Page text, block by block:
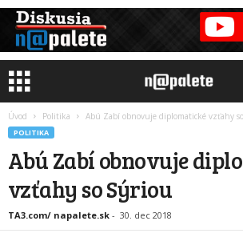
Úvod Politika Abú Zabí obnovuje diplomatické vzťahy
POLITIKA
Abú Zabí obnovuje
vzťahy so Sýriou
TA3.com/ napalete.sk - 30. dec 2018